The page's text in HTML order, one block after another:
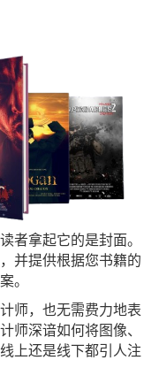
者拿起它的是封面。
并提供根据您书籍的
。
师，也无需费力地表
师深谙如何将图像、
上还是线下都引人注